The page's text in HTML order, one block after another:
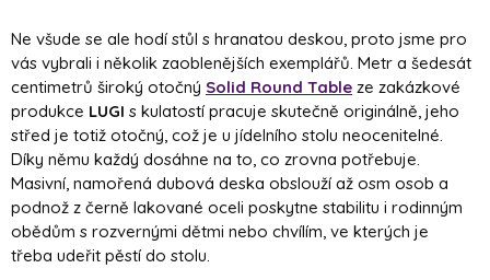
Ne všude se ale hodí stůl s hranatou deskou, proto jsme pro
vás vybrali i několik zaoblenějších exemplářů. Metr a šedesát
centimetrů široký otočný Solid Round Table ze zakázkové
produkce LUGI s kulatostí pracuje skutečně originálně, jeho
střed je totiž otočný, což je u jídelního stolu neocenitelné.
Díky němu každý dosáhne na to, co zrovna potřebuje.
Masivní, namořená dubová deska obslouží až osm osob a
podnož z černě lakované oceli poskytne stabilitu i rodinným
obědům s rozvernými dětmi nebo chvílím, ve kterých je
třeba udeřit pěstí do stolu.